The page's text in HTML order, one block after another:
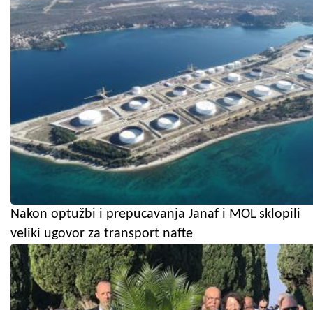
Nakon optužbi i prepucavanja Janaf i MOL sklopili
veliki ugovor za transport nafte